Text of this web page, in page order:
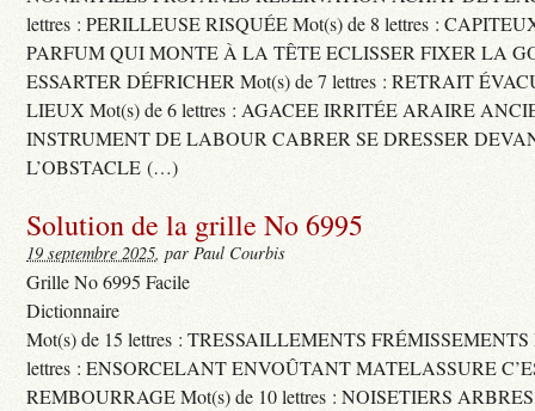
lettres : PERILLEUSE RISQUÉE Mot(s) de 8 lettres :
PARFUM QUI MONTE À LA TÊTE ECLISSER FIXER LA
ESSARTER DÉFRICHER Mot(s) de 7 lettres : RETRAIT
LIEUX Mot(s) de 6 lettres : AGACEE IRRITÉE ARAIRE
INSTRUMENT DE LABOUR CABRER SE DRESSER
L’OBSTACLE (…)
Solution de la grille No 6995
19 septembre 2025, par Paul Courbis
Grille No 6995 Facile
Dictionnaire
Mot(s) de 15 lettres : TRESSAILLEMENTS FRÉMISSEMENTS
lettres : ENSORCELANT ENVOÛTANT MATELASSURE
REMBOURRAGE Mot(s) de 10 lettres : NOISETIERS